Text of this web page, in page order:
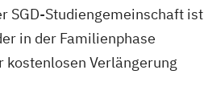
SGD-Studiengemeinschaft ist
in der Familienphase
Verlängerung